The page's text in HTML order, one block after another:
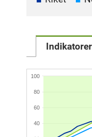
Indikatorer
40
60
80
100